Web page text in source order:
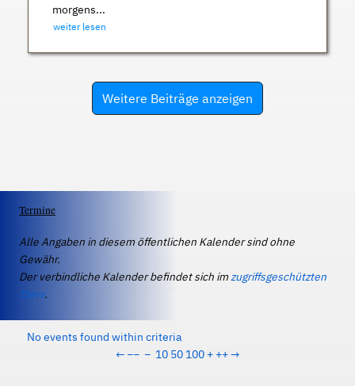
morgens...
weiter lesen
Weitere Beiträge anzeigen
Termine
Alle Angaben in diesem öffentlichen Kalender sind ohne
Gewähr.
Der verbindliche Kalender befindet sich imzugriffsgeschützten
IServ.
No events found within criteria
← −− − 10 50 100 + ++→